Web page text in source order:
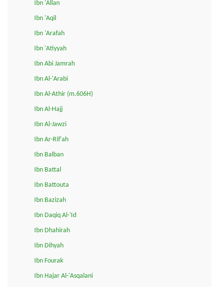
Ibn 'Allan
Ibn 'Aqil
Ibn 'Arafah
Ibn 'Atiyyah
Ibn Abi Jamrah
Ibn Al-'Arabi
Ibn Al-Athir (m.606H)
Ibn Al-Hajj
Ibn Al-Jawzi
Ibn Ar-Rif'ah
Ibn Balban
Ibn Battal
Ibn Battouta
Ibn Bazizah
Ibn Daqiq Al-'Id
Ibn Dhahirah
Ibn Dihyah
Ibn Fourak
Ibn Hajar Al-'Asqalani